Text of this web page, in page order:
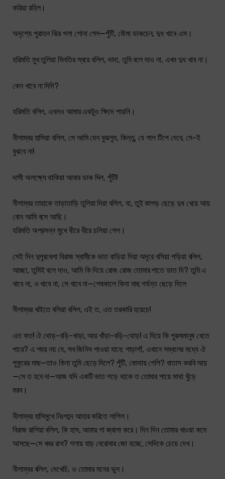
করিয়া রহিল।
অদৃশ্যে পুরাতন ঝির গলা শোনা গেল—পুঁটি, বৌমা ডাকচেন, দুধ খাবে এস।
হরিমতি মুখ তুলিয়া মিনতির স্বরে বলিল, দাদা, তুমি বলে দাও না, এখন দুধ খাব না।
কেন খাবে না দিদি?
হরিমতি বলিল, এখনও আমার একটুও ক্ষিদে পায়নি।
নীলাম্বর হাসিয়া বলিল, সে আমি যেন বুঝলুম, কিন্তু, যে গাল টিপে দেবে, সে-ই
বুঝবে না!
দাসী অলক্ষ্যে থাকিয়া আবার ডাক দিল, পুঁটি!
নীলাম্বর তাহাকে তাড়াতাড়ি তুলিয়া দিয়া বলিল, যা, তুই কাপড় ছেড়ে দুধ খেয়ে আয়
বোন আমি বসে আছি।
হরিমতি অপ্রসন্ন মুখে ধীরে ধীরে চলিয়া গেল।
সেই দিন দুপুরবেলা বিরাজ স্বামীকে ভাত বাড়িয়া দিয়া অদূরে বসিয়া পড়িয়া বলিল,
আচ্ছা, তুমিই বলে দাও, আমি কি দিয়ে রোজ রোজ তোমার পাতে ভাত দি? তুমি এ
খাবে না, ও খাবে না, সে খাবে না—শেষকালে কিনা মাছ পর্যন্ত ছেড়ে দিলে
নীলাম্বর খাইতে বসিয়া বলিল, এই ত, এত তরকারি হয়েচে!
এত কত! ঐ থোড়-বড়ি-খাড়া, আর খাঁড়া-বড়ি-থোড়! এ দিয়ে কি পুরুষমানুষ খেতে
পারে? এ শহর নয় যে, সব জিনিস পাওয়া যাবে; পাড়াগাঁ, এখানে সম্বলের মধ্যে ঐ
পুকুরের মাছ—তাও কিনা তুমি ছেড়ে দিলে? পুঁটি, কোথায় গেলি? বাতাস করবি আয়
—সে ত হবে না—আজ যদি একটি ভাত পড়ে থাকে ত তোমার পায়ে মাথা খুঁড়ে
মরব।
নীলাম্বর হাসিমুখে নিঃশব্দে আহার করিতে লাগিল।
বিরাজ রাগিয়া বলিল, কি হাস, আমার গা জ্বালা করে। দিন দিন তোমার খাওয়া কমে
আসছে—সে খবর রাখ? গলায় হাড় বেরোবার জো হচ্ছে, সেদিকে চেয়ে দেখ।
নীলাম্বর বলিল, দেখেচি, ও তোমার মনের ভুল।